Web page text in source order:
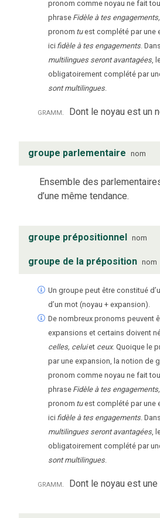
pronom comme noyau ne fait
phrase Fidèle à tes
pronom tuest complété par une
ici fidèle à tes engagements .
multilingues seront avantagées,
obligatoirement complété par
sont multilingues.
gramm. Dont le noyau est un
groupe parlementaire nom
Ensemble des
d’une même tendance.
groupe prépositionnel nom
groupe de la préposition nom
Un groupe peut être constitué
d’un mot (noyau + expansion).
De nombreux pronoms peuvent
expansions et certains doivent
celles, celuiet ceux. Quoique le
par une expansion, la notion de
pronom comme noyau ne fait
phrase Fidèle à tes
pronom tuest complété par une
ici fidèle à tes engagements .
multilingues seront avantagées,
obligatoirement complété par
sont multilingues.
gramm. Dont le noyau est